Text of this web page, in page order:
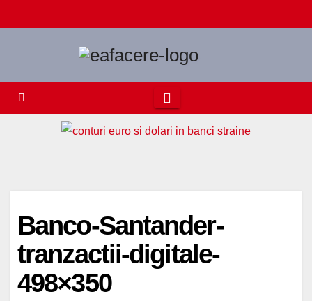
to
Banco-Santander-
tranzactii-digitale-
498×350